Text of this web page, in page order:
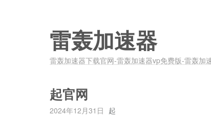
雷轰加速器
雷轰加速器下载官网-雷轰加速器vp免费版-雷轰加
起官网
2024年12月31日 起